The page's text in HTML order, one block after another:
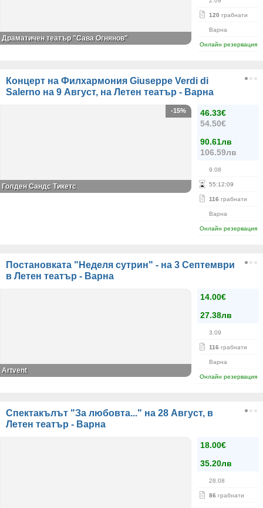
120 грабнати
Варна
Онлайн резервация
Драматичен театър "Сава Огнянов"
Концерт на Филхармония Giuseppe Verdi di
Salerno на 9 Август, на Летен театър - Варна
46.33€
54.50€
90.61лв
106.59лв
9.08
55:12:09
116 грабнати
Варна
Онлайн резервация
-15%
Голден Сандс Тикетс
Постановката "Неделя сутрин" - на 3 Септември
в Летен театър - Варна
14.00€
27.38лв
3.09
116 грабнати
Варна
Онлайн резервация
Аrtvent
Спектакълът "За любовта..." на 28 Август, в
Летен театър - Варна
18.00€
35.20лв
28.08
86 грабнати